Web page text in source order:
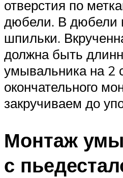
отверстия по
дюбели. В дюбели
шпильки.
должна быть
умывальника на 2
окончательного
закручиваем до
Монтаж
с